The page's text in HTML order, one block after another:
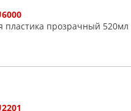
пластика прозрачный 520мл